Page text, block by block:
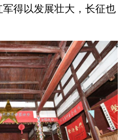
得以发展壮大，长征也